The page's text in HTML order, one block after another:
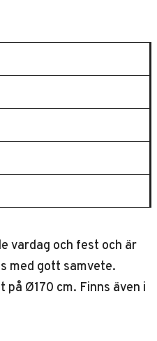
vardag och fest och är
med gott samvete.